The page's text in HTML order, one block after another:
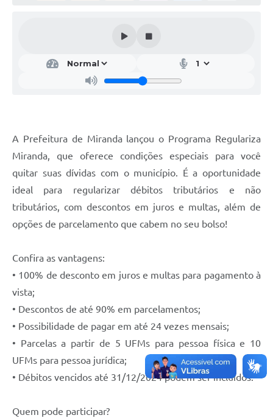
A Prefeitura de Miranda lançou o Programa Regulariza
Miranda, que oferece condições especiais para você
quitar suas dívidas com o município. É a oportunidade
ideal para regularizar débitos tributários e não
tributários, com descontos em juros e multas, além de
opções de parcelamento que cabem no seu bolso!
Confira as vantagens:
• 100% de desconto em juros e multas para pagamento à
vista;
• Descontos de até 90% em parcelamentos;
• Possibilidade de pagar em até 24 vezes mensais;
• Parcelas a partir de 5 UFMs para pessoa física e 10
UFMs para pessoa jurídica;
• Débitos vencidos até 31/12/2024 podem ser incluídos.
Quem pode participar?